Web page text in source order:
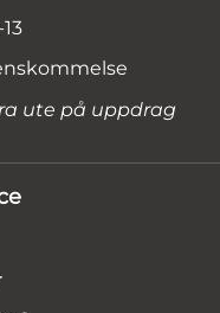
ute på uppdrag